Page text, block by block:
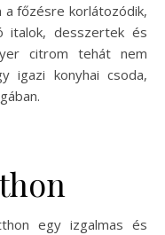
a főzésre korlátozódik,
italok, desszertek és
citrom tehát nem
igazi konyhai csoda,
egy izgalmas és